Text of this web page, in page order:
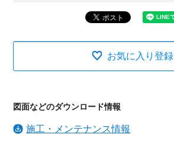
お気に入り登録
図面などのダウンロード情報
施工・メンテナンス情報